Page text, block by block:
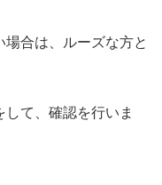
合は、ルーズな方と
て、確認を行いま